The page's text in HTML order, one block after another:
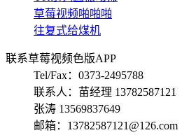
草莓视频啪啪啪
往复式给煤机
联系草莓视频色版APP
Tel/Fax：0373-2495788
联系人：苗经理 13782587121
张涛 13569837649
邮箱：13782587121@126.com